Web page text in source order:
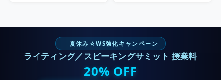
夏休み☆WS強化キャンペーン
ライティング／スピーキングサミット 授業料
20% OFF